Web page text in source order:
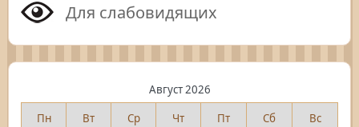
Для слабовидящих
Август 2026
Пн
Вт Ср Чт Пт Сб Вс